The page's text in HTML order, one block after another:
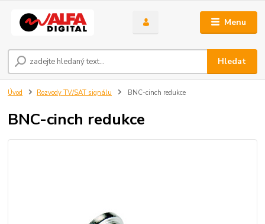
Menu
Hledat
Úvod Rozvody TV/SAT signálu BNC-cinch redukce
BNC-cinch redukce